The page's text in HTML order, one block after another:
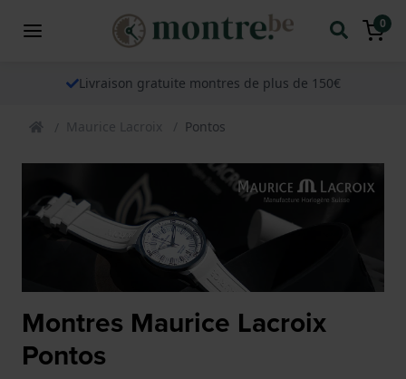
0
Livraison gratuite montres de plus de 150€
Maurice Lacroix Pontos
Montres Maurice Lacroix
Pontos